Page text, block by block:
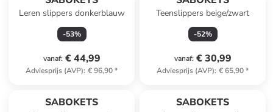
Leren slippers donkerblauw
-53%
vanaf: € 44,99
Adviesprijs (AVP): € 96,90*
Teenslippers beige/zwart
-52%
vanaf: € 30,99
Adviesprijs (AVP): € 65,90*
SABOKETS SABOKETS